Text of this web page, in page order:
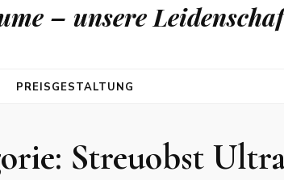
– unsere
PREISGESTALTUNG
Streuobst